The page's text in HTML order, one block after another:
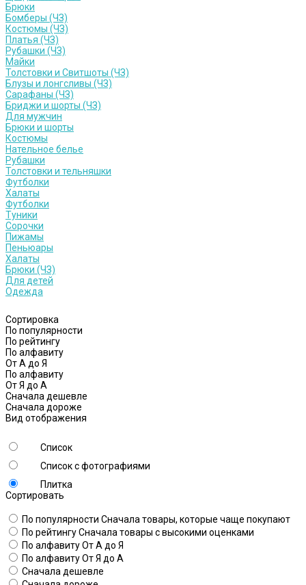
Брюки
Бомберы (ЧЗ)
Костюмы (ЧЗ)
Платья (ЧЗ)
Рубашки (ЧЗ)
Майки
Толстовки и Свитшоты (ЧЗ)
Блузы и лонгсливы (ЧЗ)
Сарафаны (ЧЗ)
Бриджи и шорты (ЧЗ)
Для мужчин
Брюки и шорты
Костюмы
Нательное белье
Рубашки
Толстовки и тельняшки
Футболки
Халаты
Футболки
Туники
Сорочки
Пижамы
Пеньюары
Халаты
Брюки (ЧЗ)
Для детей
Одежда
Сортировка
По популярности
По рейтингу
По алфавиту
От А до Я
По алфавиту
От Я до А
Сначала дешевле
Сначала дороже
Вид отображения
Список
Список с фотографиями
Плитка
Сортировать
По популярности Сначала товары, которые чаще покупают
По рейтингуСначала товары с высокими оценками
По алфавитуОт А до Я
По алфавитуОт Я до А
Сначала дешевле